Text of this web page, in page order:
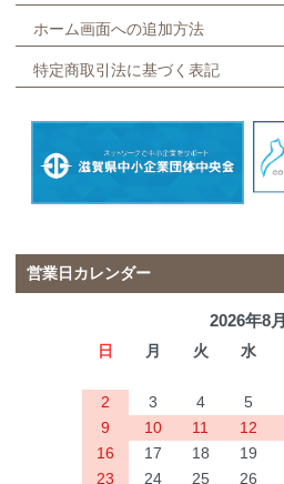
ホーム画面への追加方法
特定商取引法に基づく表記
営業日カレンダー
2026年8月
日 月 火 水
2
3 4 5
9
10 11 12
16
17 18 19
23
24 25 26